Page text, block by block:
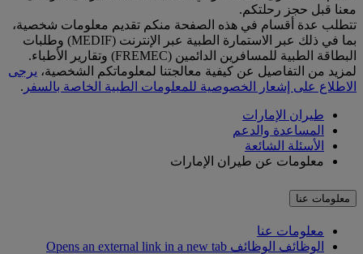
معنا قبل حجز رحلتكم.
تتطلب عدة أقسام في هذه الصفحة منكم تقديم معلومات شخصية،
بما في ذلك عبر الاستمارة الطبية عبر الإنترنت (MEDIF) وطلبات
البطاقة الطبية للمسافرين الدائمين (FREMEC) وتقارير الأطباء.
لمزيد من التفاصيل عن كيفية معالجتنا لمعلوماتكم الشخصية، يرجى
الاطلاع على إشعار الخصوصية للمعلومات الطبية الخاصة بالسفر .
طيران الإمارات
المساعدة والدعم
الأسئلة الشائعة
معلومات عن طيران الإمارات
معلومات عنا
معلومات عنا
الوظائف الوظائف Opens an external link in a new tab